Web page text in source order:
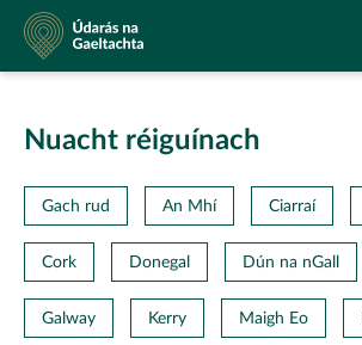
Údarás
na
Gaeltachta
Nuacht réiguínach
Gach rud An Mhí Ciarraí
Cork Donegal Dún na nGall
Galway Kerry Maigh Eo